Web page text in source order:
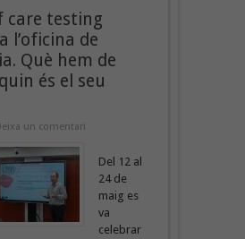
care testing
l’oficina de
Què hem de
és el seu
un comentari
Del 12 al
24 de
maig es
va
celebrar